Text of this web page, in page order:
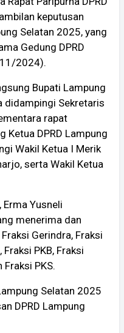
keputusan
Selatan 2025, yang
Gedung DPRD
2024).
Bupati Lampung
didampingi Sekretaris
rapat
Ketua DPRD Lampung
Wakil Ketua I Merik
serta Wakil Ketua
Erma Yusneli
menerima dan
Gerindra, Fraksi
Fraksi PKB, Fraksi
PKS.
Selatan 2025
DPRD Lampung